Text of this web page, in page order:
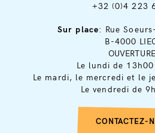
+32 (0)4 223
Sur place: Rue
B-4000
Le lundi de
Le mardi, le mercredi et le
Le vendredi de
CONTACTEZ-